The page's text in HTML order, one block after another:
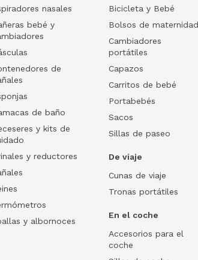
nasales
bebé y
de
de baño
y kits de
y reductores
y albornoces
Bicicleta y Bebé
Bolsos de maternidad
Cambiadores
portátiles
Capazos
Carritos de bebé
Portabebés
Sacos
Sillas de paseo
De viaje
Cunas de viaje
Tronas portátiles
En el coche
Accesorios para el
coche